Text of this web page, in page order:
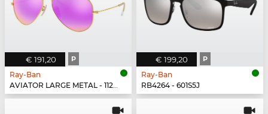
€ 191,20 P
Ray-Ban
AVIATOR LARGE METAL - 112/1Q
€ 199,20 P
Ray-Ban
RB4264 - 601S5J